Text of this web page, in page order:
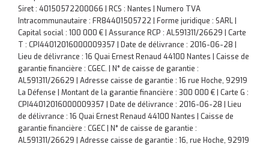
Siret : 40150572200066 | RCS : Nantes | Numero TVA
Intracommunautaire : FR84401505722 | Forme juridique : SARL |
Capital social : 100 000 € | Assurance RCP : AL591311/26629 | Carte
T : CPI44012016000009357 | Date de délivrance : 2016-06-28 |
Lieu de délivrance : 16 Quai Ernest Renaud 44100 Nantes | Caisse de
garantie financière : CGEC. | N° de caisse de garantie :
AL591311/26629 | Adresse caisse de garantie : 16 rue Hoche, 92919
La Défense | Montant de la garantie financière : 300 000 € | Carte G :
CPI44012016000009357 | Date de délivrance : 2016-06-28 | Lieu
de délivrance : 16 Quai Ernest Renaud 44100 Nantes | Caisse de
garantie financière : CGEC | N° de caisse de garantie :
AL591311/26629 | Adresse caisse de garantie : 16, rue Hoche, 92919